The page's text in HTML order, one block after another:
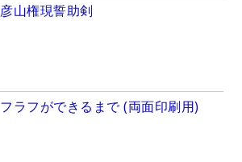
彦山権現誓助剣
フラフができるまで (両面印刷用)